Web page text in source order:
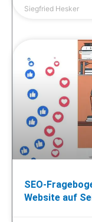
Siegfried Hesker
SEO-
Website auf